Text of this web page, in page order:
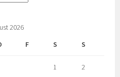
2026
F S S
1 2